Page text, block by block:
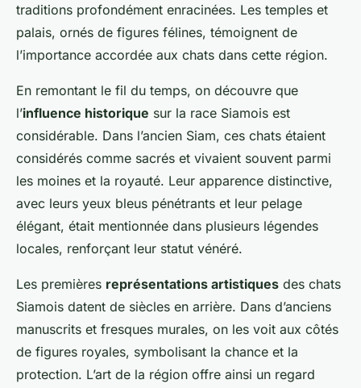
traditions profondément enracinées. Les temples et
palais, ornés de figures félines, témoignent de
l’importance accordée aux chats dans cette région.
En remontant le fil du temps, on découvre que
l’influence historique sur la race Siamois est
considérable. Dans l’ancien Siam, ces chats étaient
considérés comme sacrés et vivaient souvent parmi
les moines et la royauté. Leur apparence distinctive,
avec leurs yeux bleus pénétrants et leur pelage
élégant, était mentionnée dans plusieurs légendes
locales, renforçant leur statut vénéré.
Les premières représentations artistiques des chats
Siamois datent de siècles en arrière. Dans d’anciens
manuscrits et fresques murales, on les voit aux côtés
de figures royales, symbolisant la chance et la
protection. L’art de la région offre ainsi un regard